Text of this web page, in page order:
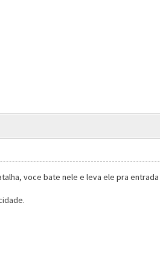
voce bate nele e leva ele pra